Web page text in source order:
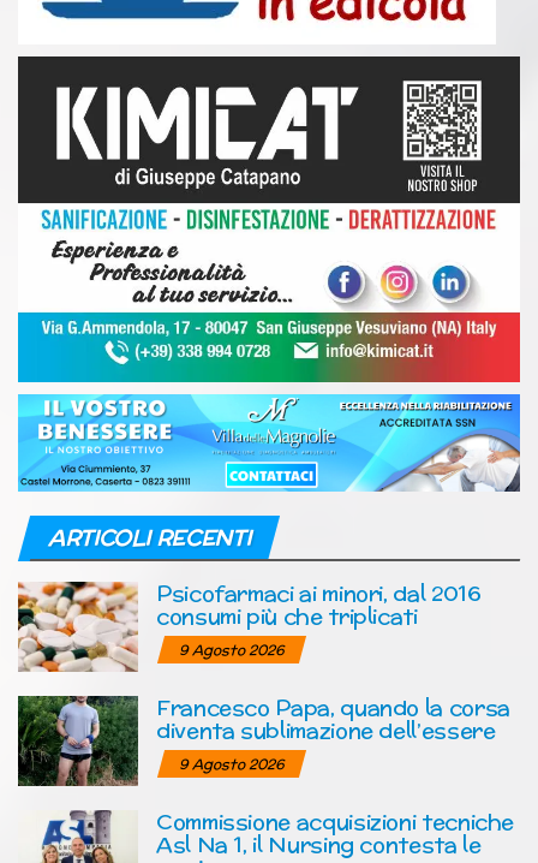
ARTICOLI RECENTI
Psicofarmaci ai minori, dal 2016
consumi più che triplicati
9 Agosto 2026
Francesco Papa, quando la corsa
diventa sublimazione dell’essere
9 Agosto 2026
Commissione acquisizioni tecniche
Asl Na 1, il Nursing contesta le